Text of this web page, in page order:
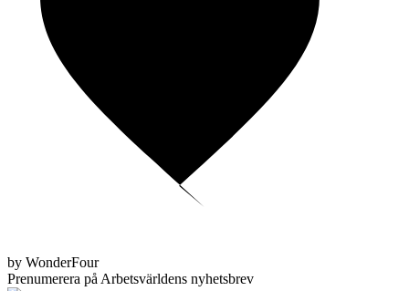
by WonderFour
Prenumerera på Arbetsvärldens nyhetsbrev